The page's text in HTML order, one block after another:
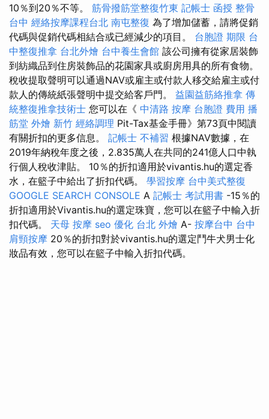
10％到20％不等。 筋骨撥筋堂整復竹東 記帳士 函授 整骨
台中 經絡按摩課程台北 南屯整復 為了增加儲蓄，請將促銷
代碼與促銷代碼相結合或已經減少的項目。 台胞證 期限 台
中整復推拿 台北外燴 台中養生會館 該公司擁有從家居裝飾
到紡織品到住房裝飾品的花園家具或廚房用具的所有食物。
稅收提取聲明可以通過NAV或雇主或付款人移交給雇主或付
款人的傳統紙張聲明中提交給客戶門。 益園益筋絡推拿 傳
統整復推拿技術士 您可以在《 中清路 按摩 台胞證 費用 播
筋堂 外燴 新竹 經絡調理 Pit-Tax基金手冊》第73頁中閱讀
有關折扣的更多信息。 記帳士 不補習 根據NAV數據，在
2019年納稅年度之後，2.835萬人在共同的241億人口中執
行個人稅收津貼。 10％的折扣適用於vivantis.hu的選定香
水，在籃子中給出了折扣代碼。 學習按摩 台中美式整復
GOOGLE SEARCH CONSOLE A 記帳士 考試用書 -15％的
折扣適用於Vivantis.hu的選定珠寶，您可以在籃子中輸入折
扣代碼。 天母 按摩 seo 優化 台北 外燴 A- 按摩台中 台中
肩頸按摩 20％的折扣對於vivantis.hu的選定鬥牛犬男士化
妝品有效，您可以在籃子中輸入折扣代碼。